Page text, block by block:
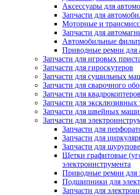
Аксессуары для
Запчасти для
Моторные и
Запчасти для
Автомобильные
Приводные ремни для
Запчасти для игровых
Запчасти для гироскутеров
Запчасти для сушильных
Запчасти для сварочного
Запчасти для квадрокоптеров
Запчасти для эксклюзивных
Запчасти для швейных
Запчасти для
Запчасти для
Запчасти для
Запчасти для
Щетки графитовые
электроинструмента
Приводные ремни для
Подшипники для
Запчасти для